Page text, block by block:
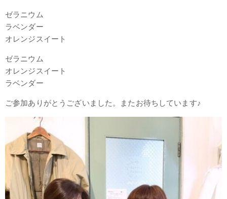
ゼラニウム
ラベンダー
オレンジスイート
ゼラニウム
オレンジスイート
ラベンダー
ご参加ありがとうございました。またお待ちしています♪